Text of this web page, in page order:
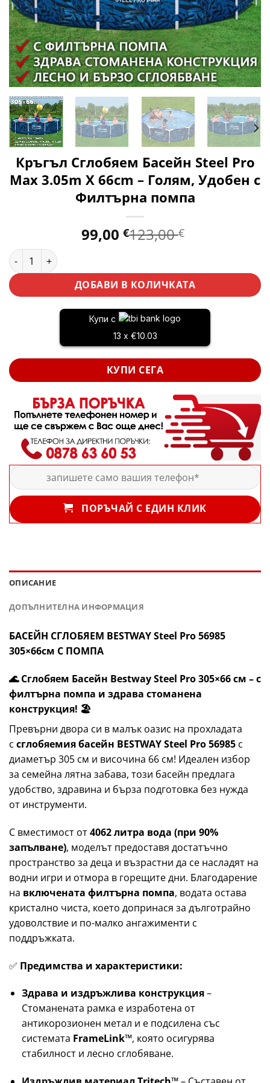
Кръгъл Сглобяем Басейн Steel Pro
Max 3.05m X 66cm – Голям, Удобен с
Филтърна помпа
99,00 €123,00€
количество за Кръгъл Сглобяем Басейн Steel Pro Max
ДОБАВИ В КОЛИЧКАТА
Купи с
13 x €10.03
КУПИ СЕГА
ПОРЪЧАЙ С ЕДИН КЛИК
ОПИСАНИЕ
ДОПЪЛНИТЕЛНА ИНФОРМАЦИЯ
БАСЕЙН СГЛОБЯЕМ BESTWAY Steel Pro 56985
305×66см С ПОМПА
🌊 Сглобяем Басейн Bestway Steel Pro 305×66 см – с
филтърна помпа и здрава стоманена
конструкция! 🏖️
Превърни двора си в малък оазис на прохладата
с сглобяемия басейн BESTWAY Steel Pro 56985 с
диаметър 305 см и височина 66 см! Идеален избор
за семейна лятна забава, този басейн предлага
удобство, здравина и бърза подготовка без нужда
от инструменти.
С вместимост от4062 литра вода (при 90%
запълване), моделът предоставя достатъчно
пространство за деца и възрастни да се насладят на
водни игри и отмора в горещите дни. Благодарение
на включената филтърна помпа, водата остава
кристално чиста, което допринася за дълготрайно
удоволствие и по-малко ангажименти с
поддръжката.
✅ Предимства и характеристики:
Здрава и издръжлива конструкция–
Стоманената рамка е изработена от
антикорозионен метал и е подсилена със
системата FrameLink™, която осигурява
стабилност и лесно сглобяване.